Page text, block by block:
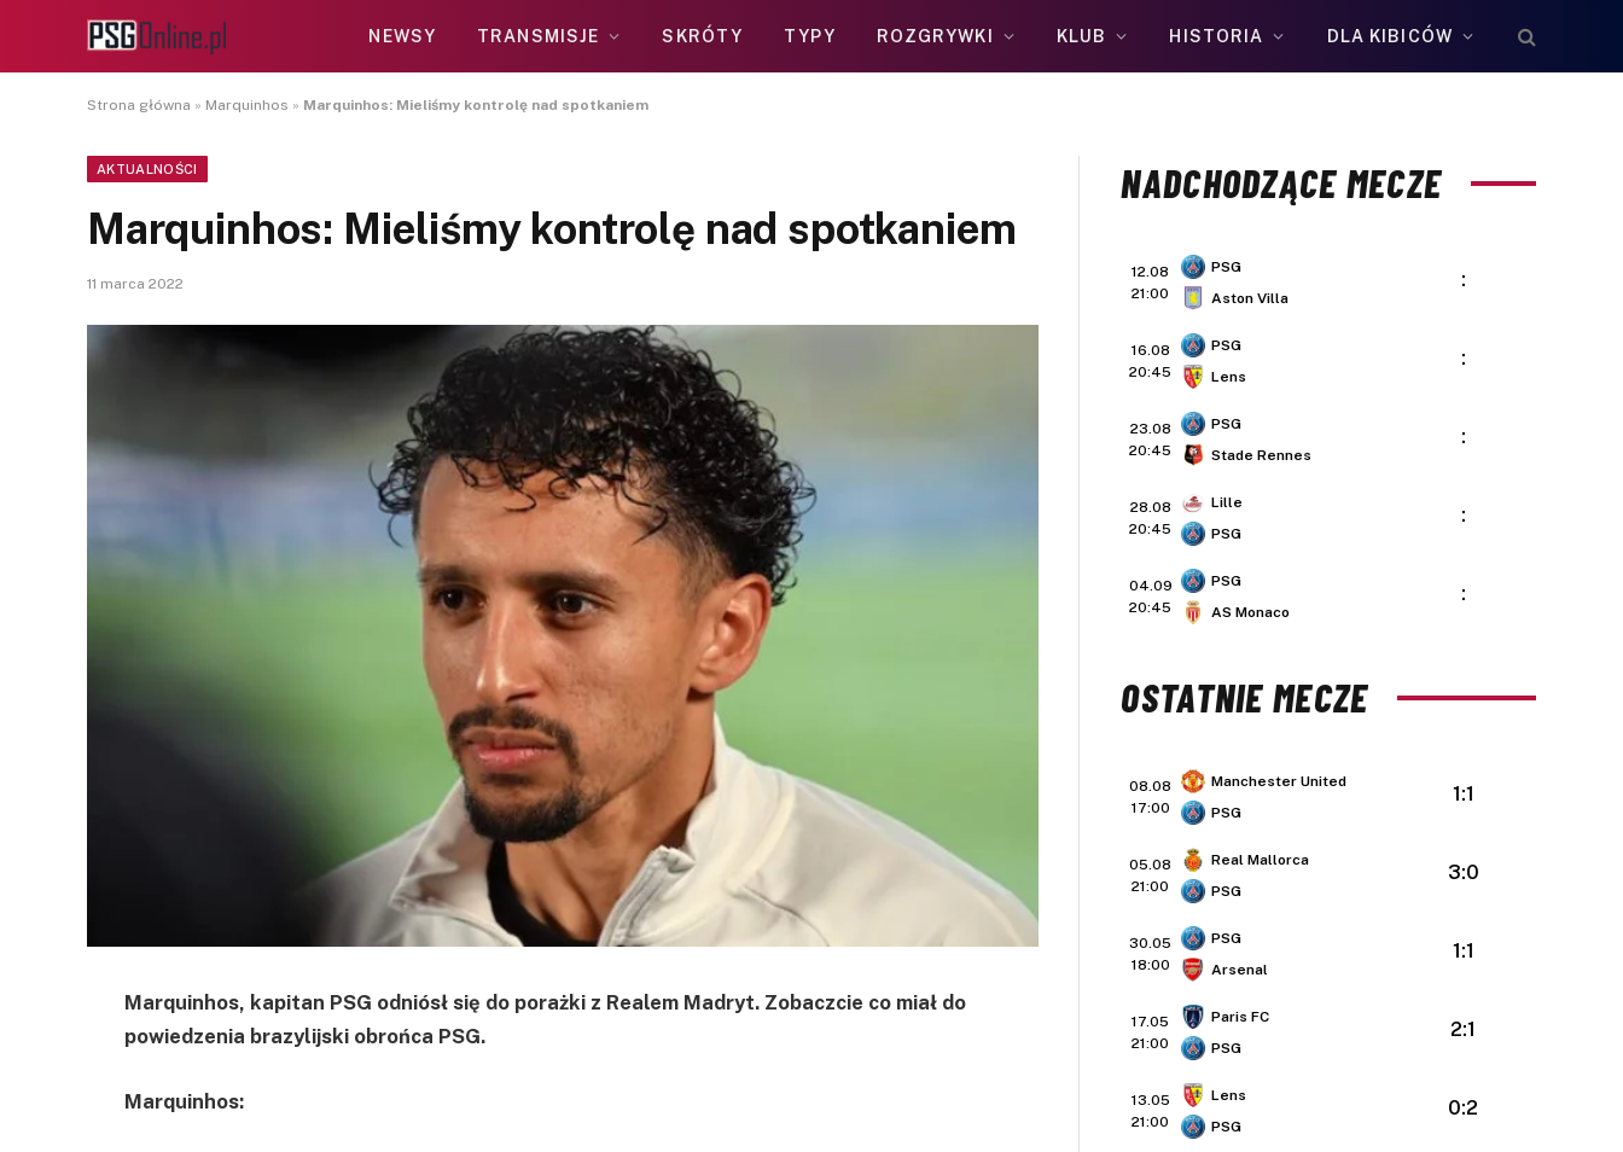
NEWSY TRANSMISJE SKRÓTY TYPY ROZGRYWKI KLUB HISTORIA DLA KIBICÓW
Strona główna » Marquinhos » Marquinhos: Mieliśmy kontrolę nad spotkaniem
AKTUALNOŚCI
Marquinhos: Mieliśmy kontrolę nad spotkaniem
11 marca 2022
Marquinhos, kapitan PSG odniósł się do porażki z Realem Madryt. Zobaczcie co miał do
powiedzenia brazylijski obrońca PSG.
Marquinhos:
NADCHODZĄCE MECZE
12.08
21:00
PSG
Aston Villa
:
16.08
20:45
PSG
Lens
:
23.08
20:45
PSG
Stade Rennes
:
28.08
20:45
Lille
PSG
:
04.09
20:45
PSG
AS Monaco
:
OSTATNIE MECZE
08.08
17:00
Manchester United
PSG
1:1
05.08
21:00
Real Mallorca
PSG
3:0
30.05
18:00
PSG
Arsenal
1:1
17.05
21:00
Paris FC
PSG
2:1
13.05
21:00
Lens
PSG
0:2